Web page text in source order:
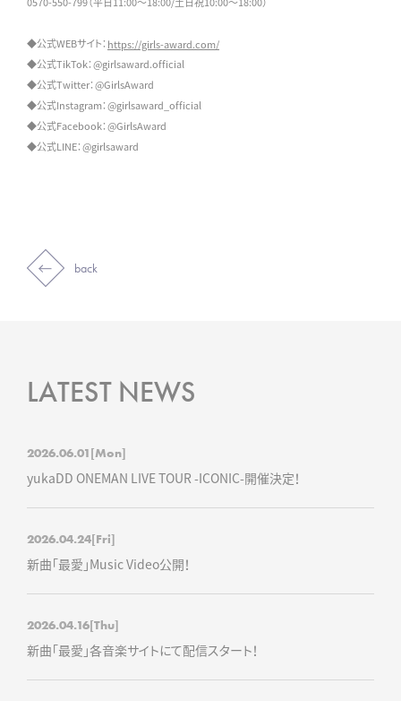
◆公式WEBサイト： https://girls-award.com/
◆公式TikTok：@girlsaward.official
◆公式Twitter：@GirlsAward
◆公式Instagram：@girlsaward_official
◆公式Facebook：@GirlsAward
◆公式LINE：@girlsaward
back
LATEST NEWS
2026.06.01[Mon]
yukaDD ONEMAN LIVE TOUR -ICONIC-開催決定！
2026.04.24[Fri]
新曲「最愛」Music Video公開！
2026.04.16[Thu]
新曲「最愛」各音楽サイトにて配信スタート！